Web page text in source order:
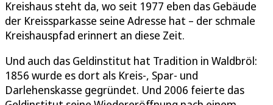
Kreishaus steht da, wo seit 1977 eben das Gebäude
der Kreissparkasse seine Adresse hat – der schmale
Kreishauspfad erinnert an diese Zeit.
Und auch das Geldinstitut hat Tradition in Waldbröl:
1856 wurde es dort als Kreis-, Spar- und
Darlehenskasse gegründet. Und 2006 feierte das